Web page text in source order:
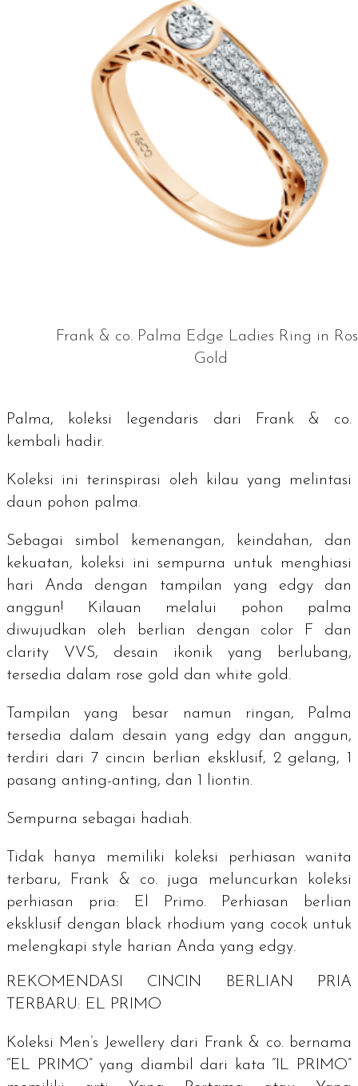
Frank & co. Palma Edge Ladies Ring in
Gold
Palma, koleksi legendaris dari Frank & co.
kembali hadir.
Koleksi ini terinspirasi oleh kilau yang melintasi
daun pohon palma.
Sebagai simbol kemenangan, keindahan, dan
kekuatan, koleksi ini sempurna untuk menghiasi
hari Anda dengan tampilan yang edgy dan
anggun! Kilauan melalui pohon palma
diwujudkan oleh berlian dengan color
F dan
clarity VVS, desain ikonik yang berlubang,
tersedia dalam rose gold dan white gold .
Tampilan yang besar namun ringan, Palma
tersedia dalam desain yang edgy dan anggun,
terdiri dari 7 cincin berlian eksklusif, 2 gelang, 1
pasang anting-anting, dan 1 liontin.
Sempurna sebagai hadiah.
Tidak hanya memiliki koleksi perhiasan wanita
terbaru, Frank & co. juga meluncurkan koleksi
perhiasan pria: El Primo. Perhiasan berlian
eksklusif dengan black rhodium yang cocok untuk
melengkapi style harian Anda yang edgy.
REKOMENDASI CINCIN BERLIAN PRIA
TERBARU: EL PRIMO
Koleksi Men’s Jewellery dari Frank & co. bernama
“EL PRIMO” yang diambil dari kata “IL PRIMO”